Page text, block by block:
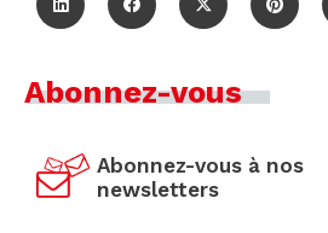
Abonnez-vous
Abonnez-vous à nos
newsletters